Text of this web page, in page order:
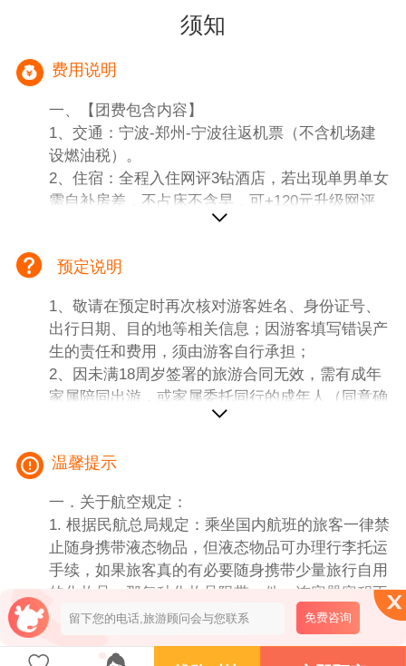
须知
费用说明
一、【团费包含内容】
1、交通：宁波-郑州-宁波往返机票（不含机场建
设燃油税）。
2、住宿：全程入住网评3钻酒店，若出现单男单女
需自补房差，不占床不含早，可+120元升级网评
一人一正座。
5、导游：优秀持证导游服务（接驳部分不含导
游，9人以下安排司兼导，负责衔接，不负责景区
内讲解）。
6、购物约定：纯玩，无购物。
7、儿童（2-12周岁）：含机票、车位、餐费、导
1、保险；
2、个人消费；
3、单房差。
4、景交：龙门石窟往返电瓶 20 元/人（必要产
生），少林寺单程电瓶车15+少林寺龙门白马寺无
线讲解器45+白马寺电瓶车往返10=70元/人（必要
产生）。
5、门票：请根据年龄段当地自补门票（报名时也
可交由旅行社）：60周岁以下需补门票330元，60-
预定说明
1、敬请在预定时再次核对游客姓名、身份证号、
出行日期、目的地等相关信息；因游客填写错误产
生的责任和费用，须由游客自行承担；
2、因未满18周岁签署的旅游合同无效，需有成年
家属陪同出游，或家属委托同行的成年人（同意确
名；
温馨提示
一．关于航空规定：
1. 根据民航总局规定：乘坐国内航班的旅客一律禁
止随身携带液态物品，但液态物品可办理行李托运
手续，如果旅客真的有必要随身携带少量旅行自用
的化妆品，那每种化妆品限带一件，连容器容积不
得超过100毫升，并应置于独立袋内，接受开瓶检
查，同时，禁止旅客随身携带打火机、火柴乘坐民
航飞机。
免费咨询